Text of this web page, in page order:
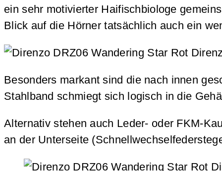
ein sehr motivierter Haifischbiologe
Blick auf die Hörner tatsächlich auch ein
Besonders markant sind die nach innen
Stahlband schmiegt sich logisch in die
Alternativ stehen auch Leder- oder FKM-
an der Unterseite